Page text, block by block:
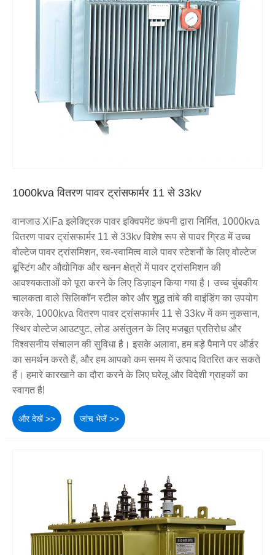
1000kva वितरण पावर ट्रांसफार्मर 11 से 33kv
वानजाउ XiFa इलेक्ट्रिक पावर इक्विपमेंट कंपनी द्वारा निर्मित, 1000kva
वितरण पावर ट्रांसफार्मर 11 से 33kv विशेष रूप से पावर ग्रिड में उच्च
वोल्टेज पावर ट्रांसमिशन, स्व-स्वामित्व वाले पावर स्टेशनों के लिए वोल्टेज
बूस्टिंग और औद्योगिक और खनन क्षेत्रों में पावर ट्रांसमिशन की
आवश्यकताओं को पूरा करने के लिए डिज़ाइन किया गया है। उच्च चुंबकीय
चालकता वाले सिलिकॉन स्टील कोर और शुद्ध तांबे की वाइंडिंग का उपयोग
करके, 1000kva वितरण पावर ट्रांसफार्मर 11 से 33kv में कम नुकसान,
स्थिर वोल्टेज आउटपुट, लोड असंतुलन के लिए मजबूत प्रतिरोध और
विश्वसनीय संचालन की सुविधा है। इसके अलावा, हम बड़े पैमाने पर ऑर्डर
का समर्थन करते हैं, और हम आपको कम समय में उत्पाद वितरित कर सकते
हैं। हमारे कारखाने का दौरा करने के लिए घरेलू और विदेशी ग्राहकों का
स्वागत है!
और देखें >> जांच भेजें >>